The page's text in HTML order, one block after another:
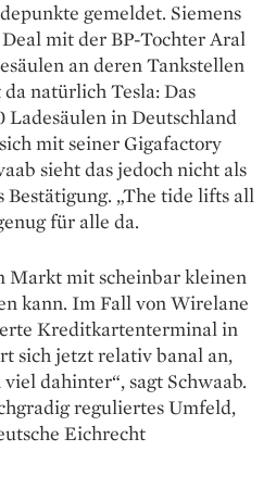
gemeldet. Siemens
mit der BP-Tochter Aral
an deren Tankstellen
natürlich Tesla: Das
Ladesäulen in Deutschland
mit seiner Gigafactory
sieht das jedoch nicht als
Bestätigung. „The tide lifts all
für alle da.
Markt mit scheinbar kleinen
kann. Im Fall von Wirelane
Kreditkartenterminal in
sich jetzt relativ banal an,
dahinter“, sagt Schwaab.
reguliertes Umfeld,
Eichrecht